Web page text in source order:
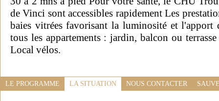
de Vinci sont accessibles rapidement Les
baies vitrées favorisant la luminosité et l'apport
tous les appartements : jardin, balcon ou
Local vélos.
LE PROGRAMME LA SITUATION NOUS CONTACTER